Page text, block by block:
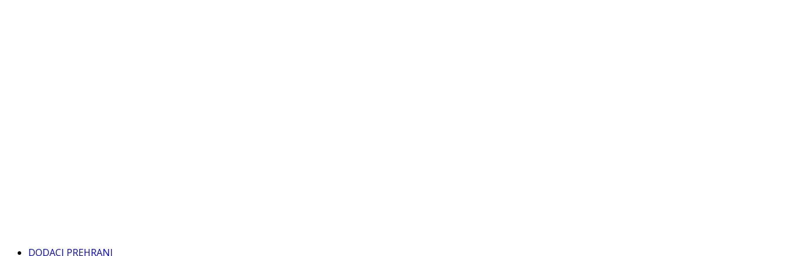
DODACI PREHRANI